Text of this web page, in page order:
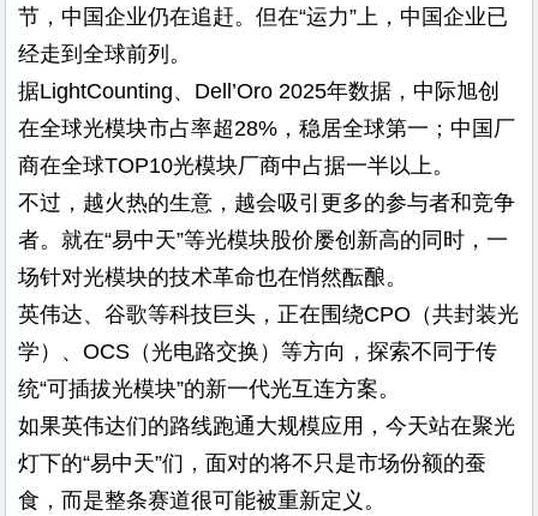
节，中国企业仍在追赶。但在“运力”上，中国企业已
经走到全球前列。
据LightCounting、Dell’Oro 2025年数据，中际旭创
在全球光模块市占率超28%，稳居全球第一；中国厂
商在全球TOP10光模块厂商中占据一半以上。
不过，越火热的生意，越会吸引更多的参与者和竞争
者。就在“易中天”等光模块股价屡创新高的同时，一
场针对光模块的技术革命也在悄然酝酿。
英伟达、谷歌等科技巨头，正在围绕CPO（共封装光
学）、OCS（光电路交换）等方向，探索不同于传
统“可插拔光模块”的新一代光互连方案。
如果英伟达们的路线跑通大规模应用，今天站在聚光
灯下的“易中天”们，面对的将不只是市场份额的蚕
食，而是整条赛道很可能被重新定义。